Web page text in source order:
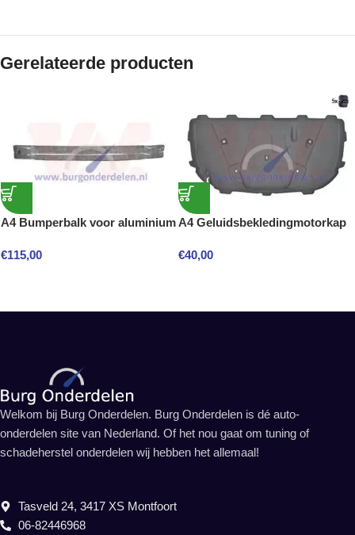
Gerelateerde producten
A4 Bumperbalk voor aluminium
€115,00
A4 Geluidsbekledingmotorkap
€40,00
Welkom bij Burg Onderdelen. Burg Onderdelen is dé auto-
onderdelen site van Nederland. Of het nou gaat om tuning of
schadeherstel onderdelen wij hebben het allemaal!
Tasveld 24, 3417 XS Montfoort
06-82446968